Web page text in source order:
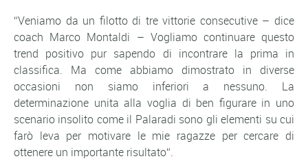
“Veniamo da un filotto di tre vittorie consecutive– dice
coach Marco Montaldi – Vogliamo continuare questo
trend positivo pur sapendo di incontrare la prima in
classifica. Ma come abbiamo dimostrato in diverse
occasioni non siamo inferiori a nessuno. La
determinazione unita alla voglia di ben figurare in uno
scenario insolito come il Palaradi sono gli elementi su cui
farò leva per motivare le mie ragazze per cercare di
ottenere un importante risultato“.